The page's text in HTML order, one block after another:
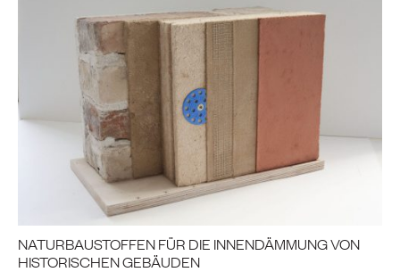
NATURBAUSTOFFEN FÜR DIE INNENDÄMMUNG VON
HISTORISCHEN GEBÄUDEN